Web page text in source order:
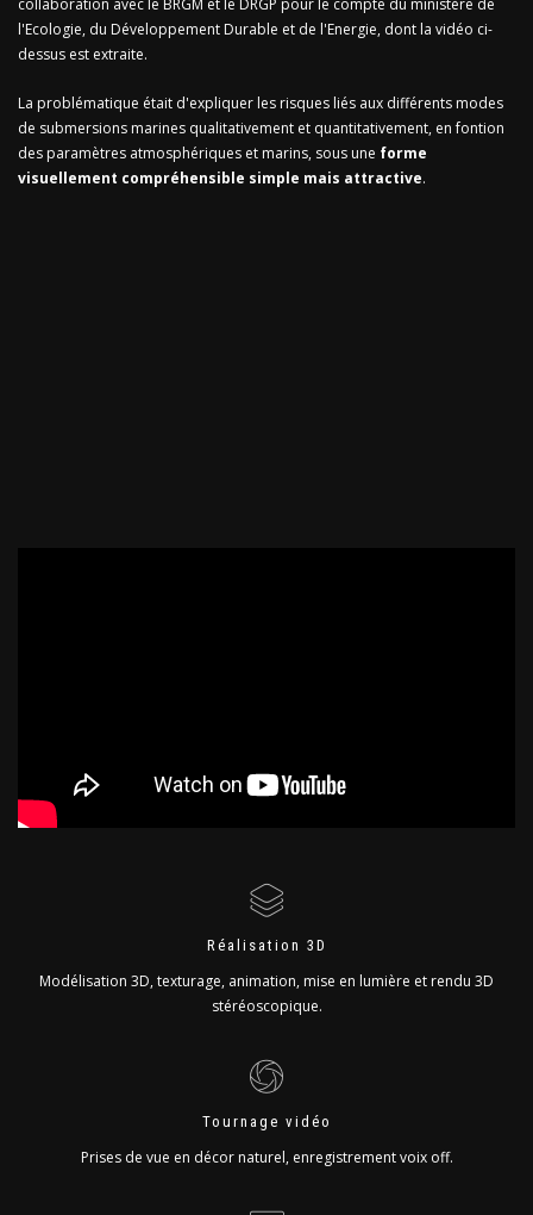
collaboration avec le BRGM et le DRGP pour le compte du ministère de
l'Ecologie, du Développement Durable et de l'Energie, dont la vidéo ci-
dessus est extraite.
La problématique était d'expliquer les risques liés aux différents modes
de submersions marines qualitativement et quantitativement, en fontion
des paramètres atmosphériques et marins, sous une forme
visuellement compréhensible simple mais attractive.
Réalisation 3D
Modélisation 3D, texturage, animation, mise en lumière et rendu 3D
stéréoscopique.
Tournage vidéo
Prises de vue en décor naturel, enregistrement voix off.